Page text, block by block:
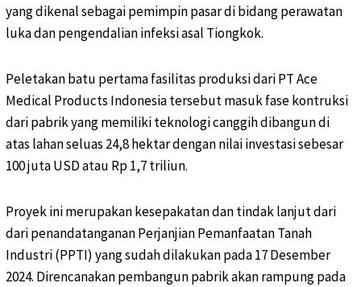
yang dikenal sebagai pemimpin pasar di bidang perawatan
luka dan pengendalian infeksi asal Tiongkok.
Peletakan batu pertama fasilitas produksi dari PT Ace
Medical Products Indonesia tersebut masuk fase kontruksi
dari pabrik yang memiliki teknologi canggih dibangun di
atas lahan seluas 24,8 hektar dengan nilai investasi sebesar
100 juta USD atau Rp 1,7 triliun.
Proyek ini merupakan kesepakatan dan tindak lanjut dari
dari penandatanganan Perjanjian Pemanfaatan Tanah
Industri (PPTI) yang sudah dilakukan pada 17 Desember
2024. Direncanakan pembangun pabrik akan rampung pada